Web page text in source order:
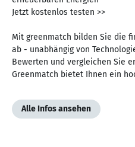
Jetzt kostenlos testen >>
Mit greenmatch bilden Sie die
ab - unabhängig von
Bewerten und vergleichen Sie
Greenmatch bietet Ihnen ein
Alle Infos ansehen